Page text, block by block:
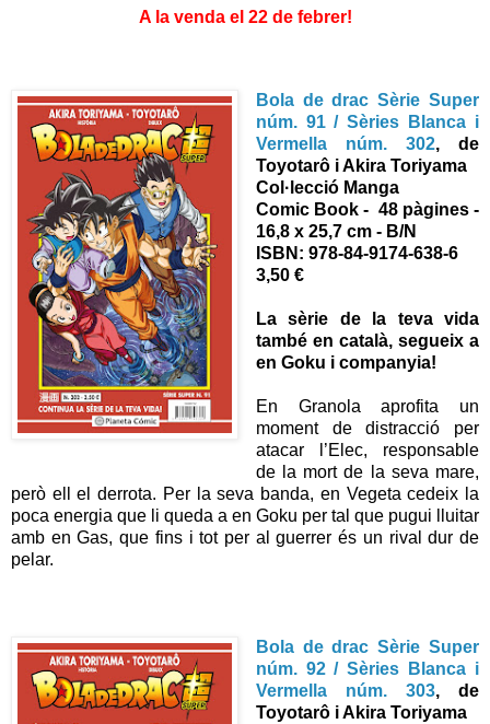
A la venda el 22 de febrer!
Bola de drac Sèrie Super
núm. 91 / Sèries Blanca i
Vermella núm. 302, de
Toyotarô i Akira Toriyama
Col·lecció Manga
Comic Book - 48 pàgines -
16,8 x 25,7 cm - B/N
ISBN: 978-84-9174-638-6
3,50 €
La sèrie de la teva vida
també en català, segueix a
en Goku i companyia!
En Granola aprofita un
moment de distracció per
atacar l’Elec, responsable
de la mort de la seva mare,
però ell el derrota. Per la seva banda, en Vegeta cedeix la
poca energia que li queda a en Goku per tal que pugui lluitar
amb en Gas, que fins i tot per al guerrer és un rival dur de
pelar.
Bola de drac Sèrie Super
núm. 92 / Sèries Blanca i
Vermella núm. 303, de
Toyotarô i Akira Toriyama